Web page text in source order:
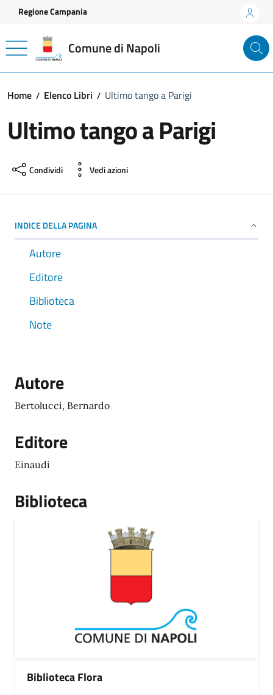
Vai ai contenuti
Vai al footer
Regione Campania
Comune di Napoli
Home Elenco Libri Ultimo tango a Parigi
Ultimo tango a Parigi
Condividi Vedi azioni
INDICE DELLA PAGINA
Autore
Editore
Biblioteca
Note
Autore
Bertolucci, Bernardo
Editore
Einaudi
Biblioteca
Biblioteca Flora